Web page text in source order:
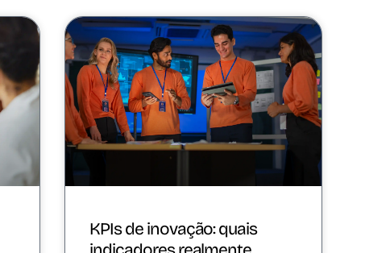
KPIs de inovação: quais